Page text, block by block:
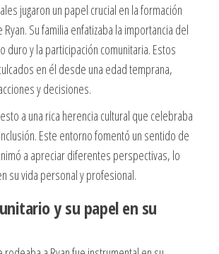
jugaron un papel crucial en la formación
Su familia enfatizaba la importancia del
duro y la participación comunitaria. Estos
en él desde una edad temprana,
y decisiones.
a una rica herencia cultural que celebraba
Este entorno fomentó un sentido de
a apreciar diferentes perspectivas, lo
su vida personal y profesional.
y su papel en su